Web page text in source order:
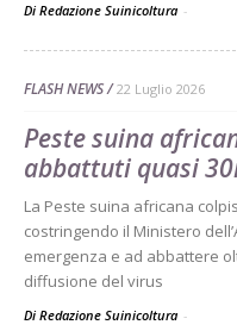
Di Redazione Suinicoltura -
FLASH NEWS 22 Luglio 2026
Peste suina
abbattuti quasi
La Peste suina africana
costringendo il Ministero
emergenza e ad abbattere
diffusione del virus
Di Redazione Suinicoltura -